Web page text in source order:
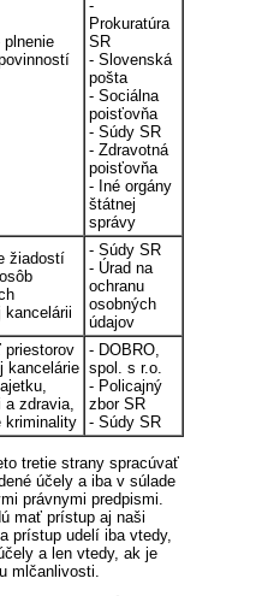
plnenie
-
Prokuratúra
SR
- Slovenská
pošta
- Sociálna
poisťovňa
- Súdy SR
- Zdravotná
poisťovňa
- Iné orgány
štátnej
správy
žiadostí
kancelárii
- Súdy SR
- Úrad na
ochranu
osobných
údajov
priestorov
kancelárie
a zdravia,
kriminality
- DOBRO,
spol. s r.o.
- Policajný
zbor SR
- Súdy SR
tretie strany spracúvať
účely a iba v súlade
právnymi predpismi.
mať prístup aj naši
prístup udelí iba vtedy,
a len vtedy, ak je
mlčanlivosti.